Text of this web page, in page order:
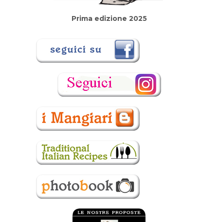
Prima edizione 2025